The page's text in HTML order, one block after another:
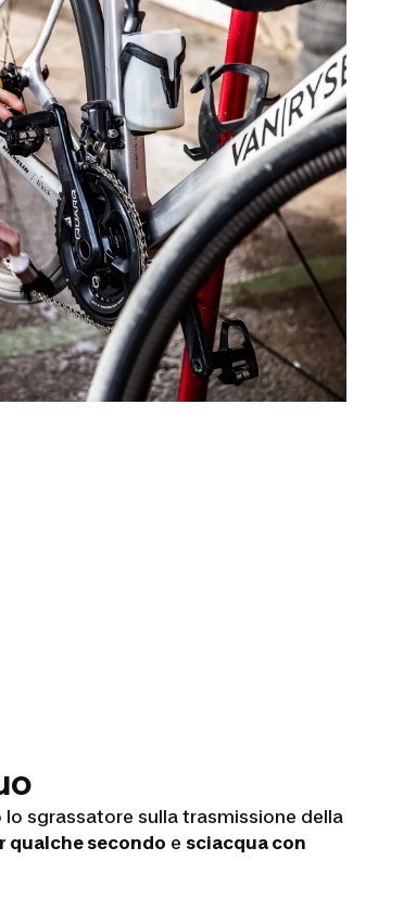
sgrassatore sulla trasmissione della
qualche secondo esciacqua con